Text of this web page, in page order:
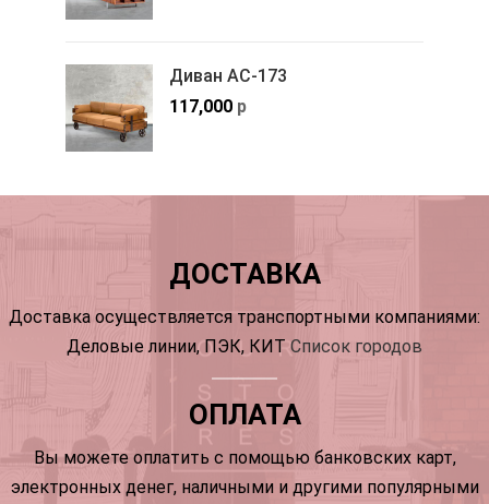
Диван АС-173
117,000 р
ДОСТАВКА
Доставка осуществляется транспортными компаниями:
Деловые линии, ПЭК, КИТ Список городов
ОПЛАТА
Вы можете оплатить с помощью банковских карт,
электронных денег, наличными и другими популярными